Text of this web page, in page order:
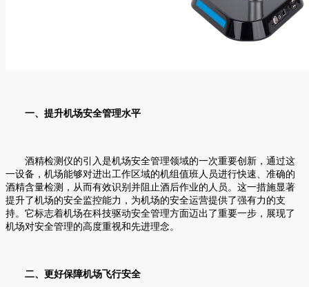
一、提升机场安全管理水平
酒精检测仪的引入是机场安全管理领域的一次重要创新，通过这
一设备，机场能够对进出工作区域的机组值班人员进行快速、准确的
酒精含量检测，从而有效识别并阻止酒后作业的人员。这一措施显著
提升了机场的安全监控能力，为机场的安全运营提供了强有力的支
持。它标志着机场在科技驱动安全管理方面迈出了重要一步，展现了
机场对安全管理的高度重视和先进理念。
二、更好保障机场飞行安全